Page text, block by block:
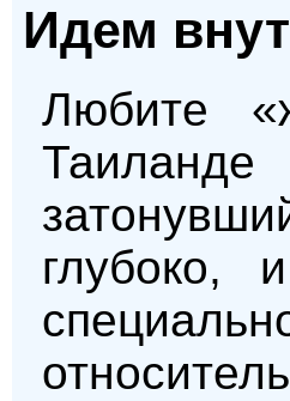
Идем
Любите
глубоко,